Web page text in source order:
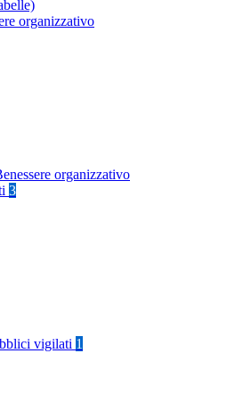
organizzativo
organizzativo
3
vigilati 1